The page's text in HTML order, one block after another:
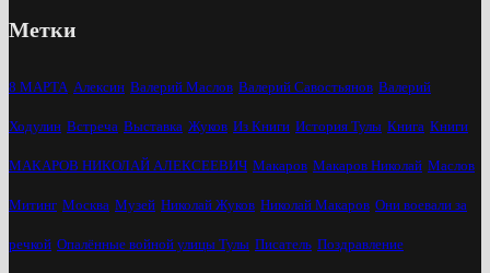
Метки
8 МАРТА Алексин Валерий Маслов Валерий Савостьянов Валерий
Ходулин Встреча Выставка Жуков Из Книги История Тулы Книга Книги
МАКАРОВ НИКОЛАЙ АЛЕКСЕЕВИЧ Макаров Макаров Николай Маслов
Митинг Москва Музей Николай Жуков Николай Макаров Они воевали за
речкой Опалённые войной улицы Тулы Писатель Поздравление